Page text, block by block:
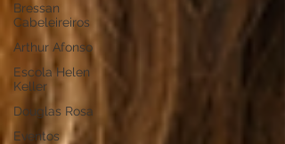
Bressan
Cabeleireiros
Arthur Afonso
Escola Helen
Keller
Douglas Rosa
Eventos